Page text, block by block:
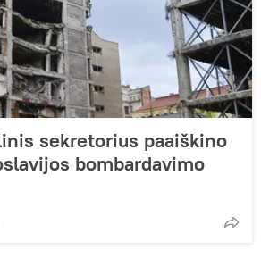
sekretorius paaiškino
bombardavimo